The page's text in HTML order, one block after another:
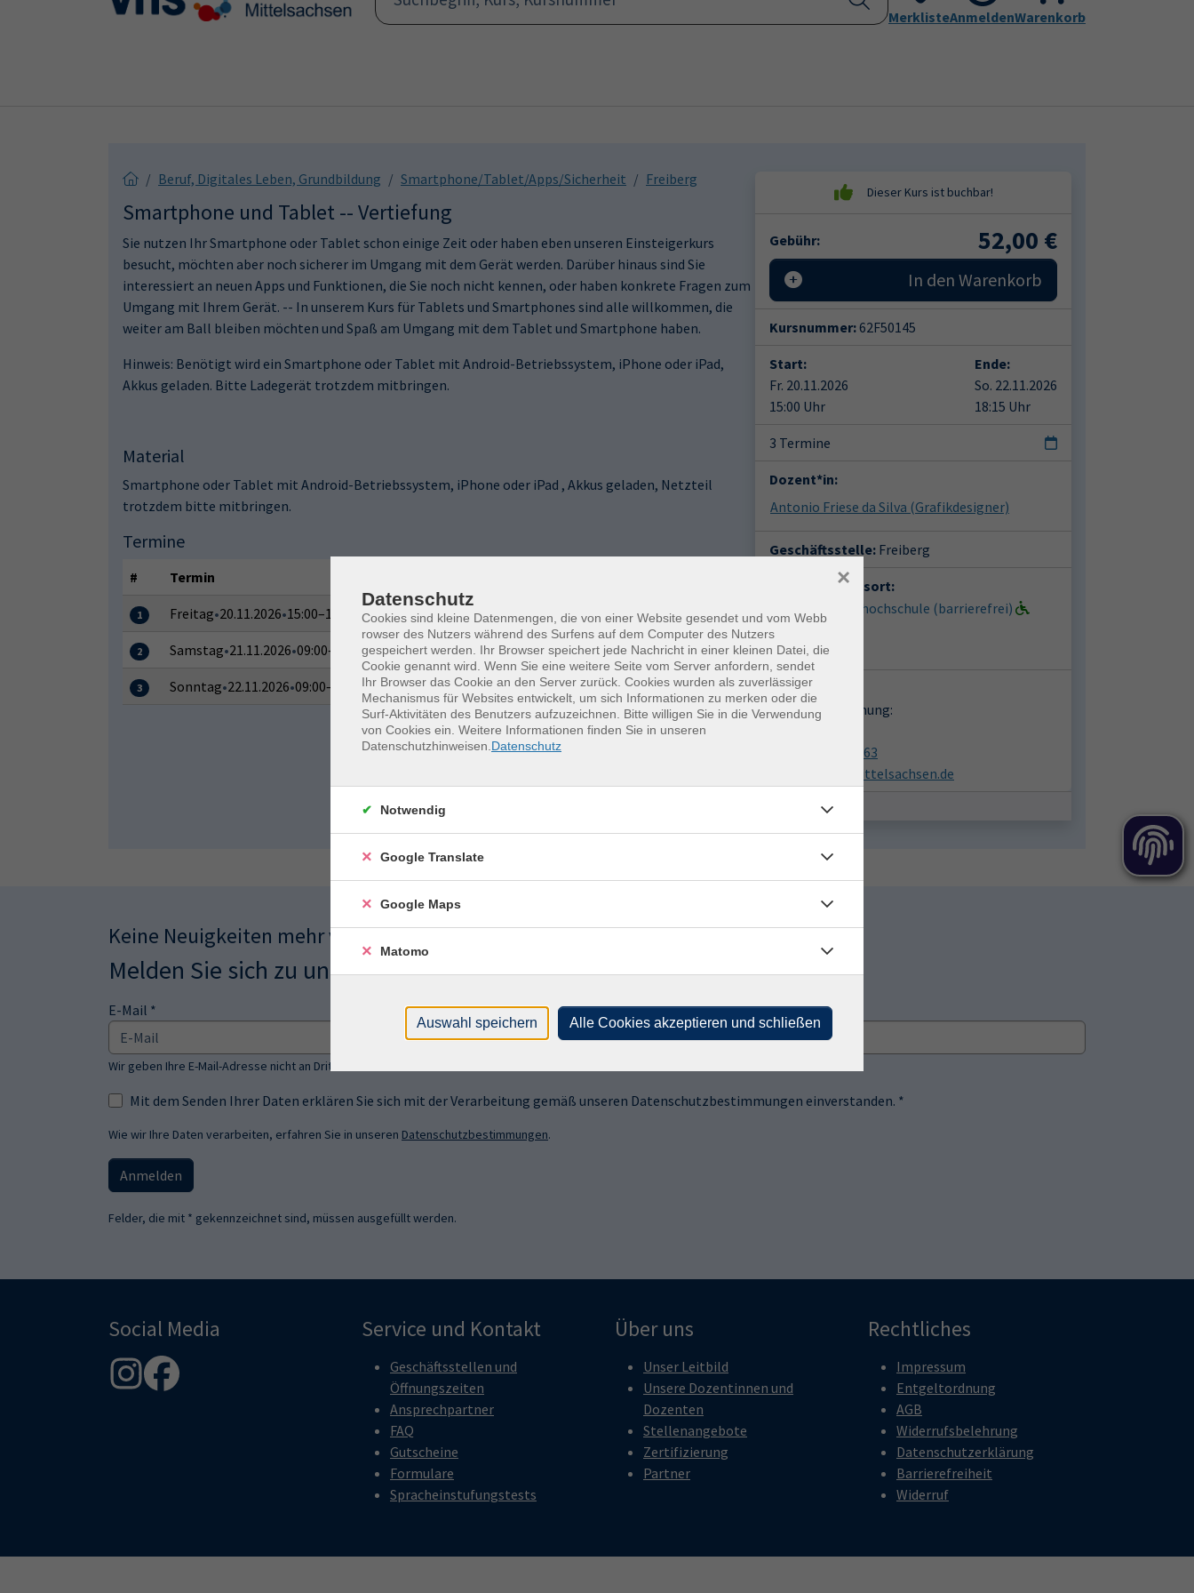
Skip to main content
Skip to page footer
Submenu for "Programm"Submenu for "Kontakt"
Aktuelles Leichte Sprache
MerklisteAnmeldenWarenkorb
Beruf, Digitales Leben, Grundbildung Smartphone/Tablet/Apps/Sicherheit Freiberg
Smartphone und Tablet -- Vertiefung
Sie nutzen Ihr Smartphone oder Tablet schon einige Zeit oder haben eben unseren Einsteigerkurs
besucht, möchten aber noch sicherer im Umgang mit dem Gerät werden. Darüber hinaus sind Sie
interessiert an neuen Apps und Funktionen, die Sie noch nicht kennen, oder haben konkrete Fragen zum
Umgang mit Ihrem Gerät. -- In unserem Kurs für Tablets und Smartphones sind alle willkommen, die
weiter am Ball bleiben möchten und Spaß am Umgang mit dem Tablet und Smartphone haben.
Hinweis: Benötigt wird ein Smartphone oder Tablet mit Android-Betriebssystem, iPhone oder iPad,
Akkus geladen. Bitte Ladegerät trotzdem mitbringen.
Material
Smartphone oder Tablet mit Android-Betriebssystem, iPhone oder iPad , Akkus geladen, Netzteil
trotzdem bitte mitbringen.
Termine
# Termin
1 Freitag•20.11.2026•15:00–18:15 Uhr Freiberg, Volkshochschule (barrierefrei)
2 Samstag•21.11.2026•09:00–12:15 Uhr Freiberg, Volkshochschule (barrierefrei)
3 Sonntag•22.11.2026•09:00–12:15 Uhr Freiberg, Volkshochschule (barrierefrei)
Gebühr: 52,00 €
In den Warenkorb
Kursnummer:62F50145
Start:
Fr. 20.11.2026
15:00 Uhr
Ende:
So. 22.11.2026
18:15 Uhr
3 Termine
Dozent*in:
Antonio Friese da Silva (Grafikdesigner)
Geschäftsstelle: Freiberg
Veranstaltungsort:
Freiberg, Volkshochschule (barrierefrei)
Petriplatz 3
09599 Freiberg
Kontakt:
Fragen zur Buchung:
03731 1613063
vhs@vhs-mittelsachsen.de
Keine Neuigkeiten mehr verpassen?
Melden Sie sich zu unserem Newsletter an!
E-Mail *
Wir geben Ihre E-Mail-Adresse nicht an Dritte weiter.
Mit dem Senden Ihrer Daten erklären Sie sich mit der Verarbeitung gemäß unseren Datenschutzbestimmungen einverstanden. *
Wie wir Ihre Daten verarbeiten, erfahren Sie in unseren Datenschutzbestimmungen.
Anmelden
Felder, die mit * gekennzeichnet sind, müssen ausgefüllt werden.
Social Media Service und Kontakt
Geschäftsstellen und
Öffnungszeiten
Ansprechpartner
FAQ
Gutscheine
Formulare
Spracheinstufungstests
Über uns
Unser Leitbild
Unsere Dozentinnen und
Dozenten
Stellenangebote
Zertifizierung
Partner
Rechtliches
Impressum
Entgeltordnung
AGB
Widerrufsbelehrung
Datenschutzerklärung
Barrierefreiheit
Widerruf
Datenschutz
Cookies sind kleine Datenmengen, die von einer Website gesendet und vom Webb
rowser des Nutzers während des Surfens auf dem Computer des Nutzers
gespeichert werden. Ihr Browser speichert jede Nachricht in einer kleinen Datei, die
Cookie genannt wird. Wenn Sie eine weitere Seite vom Server anfordern, sendet
Ihr Browser das Cookie an den Server zurück. Cookies wurden als zuverlässiger
Mechanismus für Websites entwickelt, um sich Informationen zu merken oder die
Surf-Aktivitäten des Benutzers aufzuzeichnen. Bitte willigen Sie in die Verwendung
von Cookies ein. Weitere Informationen finden Sie in unseren
Datenschutzhinweisen. Datenschutz
×
Notwendig
Google Translate
Google Maps
Matomo
Auswahl speichern Alle Cookies akzeptieren und schließen